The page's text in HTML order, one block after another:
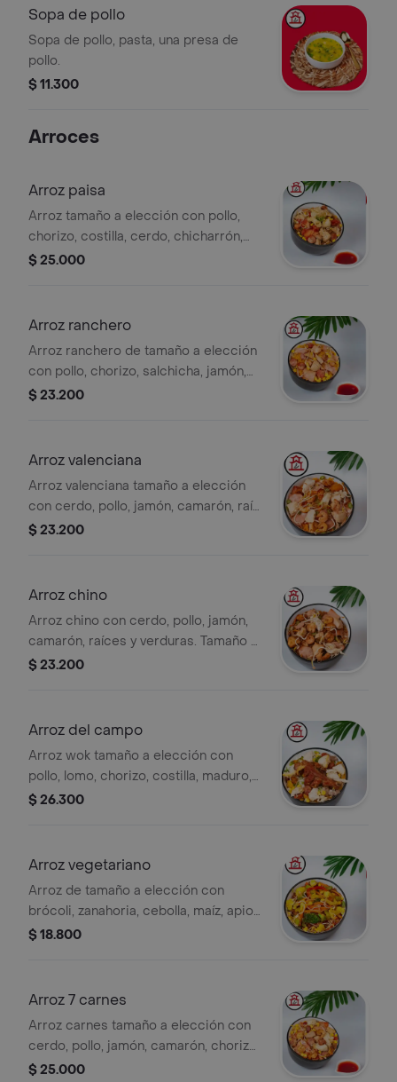
Sopa de pollo
Sopa de pollo, pasta, una presa de
pollo.
$ 11.300
Arroces
Arroz paisa
Arroz tamaño a elección con pollo,
chorizo, costilla, cerdo, chicharrón,
maduro, maíz, raíz, verdura.
$ 25.000
Arroz ranchero
Arroz ranchero de tamaño a elección
con pollo, chorizo, salchicha, jamón,
maíz, raíz, verdura.
$ 23.200
Arroz valenciana
Arroz valenciana tamaño a elección
con cerdo, pollo, jamón, camarón, raíz,
verdura.
$ 23.200
Arroz chino
Arroz chino con cerdo, pollo, jamón,
camarón, raíces y verduras. Tamaño a
elección.
$ 23.200
Arroz del campo
Arroz wok tamaño a elección con
pollo, lomo, chorizo, costilla, maduro,
maíz, vegetales.
$ 26.300
Arroz vegetariano
Arroz de tamaño a elección con
brócoli, zanahoria, cebolla, maíz, apio,
raíz china salteadas.
$ 18.800
Arroz 7 carnes
Arroz carnes tamaño a elección con
cerdo, pollo, jamón, camarón, chorizo,
costilla, tocineta, maíz, verdura.
$ 25.000